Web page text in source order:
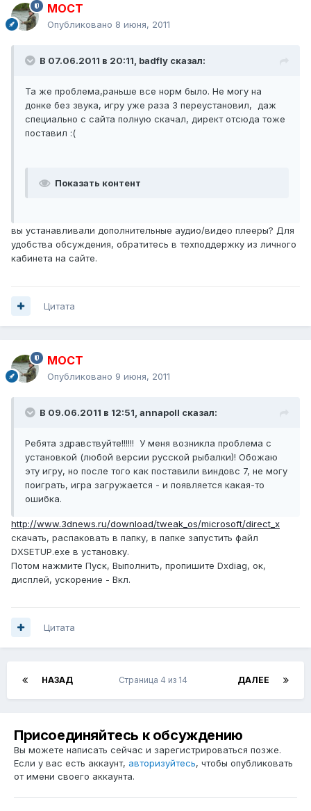
MOCT
Опубликовано 8 июня, 2011
В 07.06.2011 в 20:11, badfly сказал:
Та же проблема,раньше все норм было. Не могу на
донке без звука, игру уже раза 3 переустановил, даж
специально с сайта полную скачал, директ отсюда тоже
поставил :(
Показать контент
вы устанавливали дополнительные аудио/видео плееры? Для
удобства обсуждения, обратитесь в техподдержку из личного
кабинета на сайте.
Цитата
MOCT
Опубликовано 9 июня, 2011
В 09.06.2011 в 12:51, annapoll сказал:
Ребята здравствуйте!!!!!! У меня возникла проблема с
установкой (любой версии русской рыбалки)! Обожаю
эту игру, но после того как поставили виндовс 7, не могу
поиграть, игра загружается - и появляется какая-то
ошибка.
http://www.3dnews.ru/download/tweak_os/microsoft/direct_x
скачать, распаковать в папку, в папке запустить файл
DXSETUP.exe в установку.
Потом нажмите Пуск, Выполнить, пропишите Dxdiag, ок,
дисплей, ускорение - Вкл.
Цитата
НАЗАД ДАЛЕЕ
Страница 4 из 14
Присоединяйтесь к обсуждению
Вы можете написать сейчас и зарегистрироваться позже.
Если у вас есть аккаунт, авторизуйтесь, чтобы опубликовать
от имени своего аккаунта.